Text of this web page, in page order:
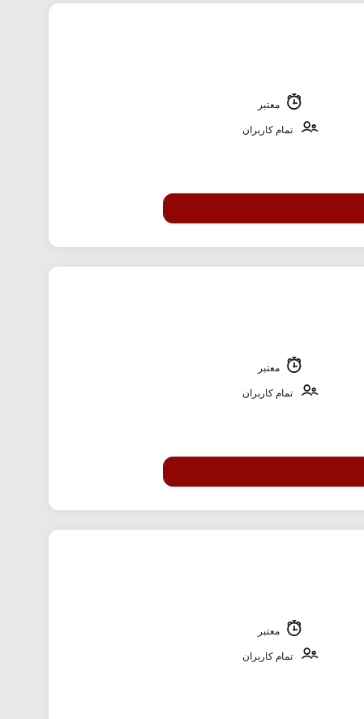
معتبر
تمام کاربران
معتبر
تمام کاربران
معتبر
تمام کاربران